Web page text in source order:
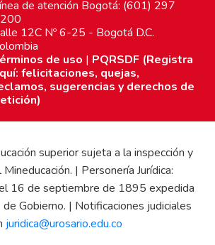
de atención Bogotá: (601) 297
12C Nº 6-25 - Bogotá D.C.
de uso | PQRSDF (Registra
felicitaciones, quejas,
sugerencias y derechos de
superior sujeta a la inspección y
| Personería Jurídica:
16 de septiembre de 1895 expedida
Gobierno. | Notificaciones judiciales
juridica@urosario.edu.co